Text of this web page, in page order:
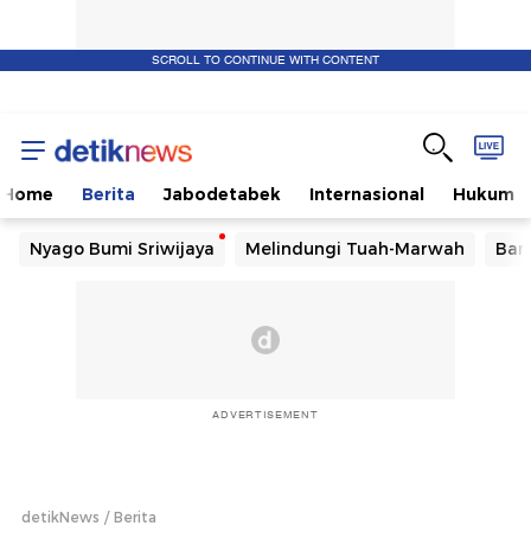
SCROLL TO CONTINUE WITH CONTENT
Home Berita Jabodetabek Internasional Hukum
Nyago Bumi Sriwijaya Melindungi Tuah-Marwah
ADVERTISEMENT
detikNews Berita